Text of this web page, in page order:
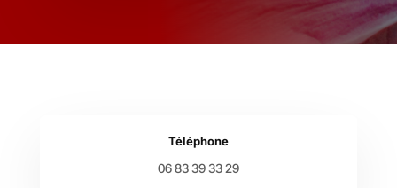
Téléphone
06 83 39 33 29